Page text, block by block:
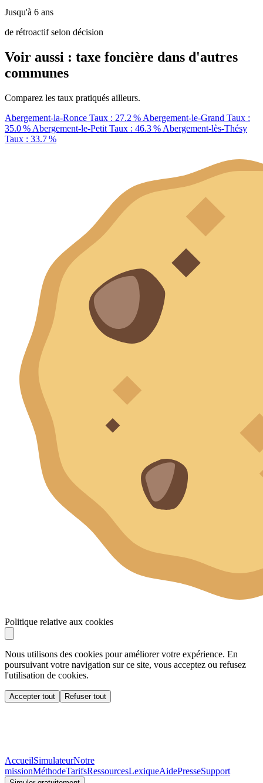
Jusqu'à 6 ans
de rétroactif selon décision
Voir aussi : taxe foncière dans d'autres
communes
Comparez les taux pratiqués ailleurs.
Abergement-la-Ronce Taux : 27.2 % Abergement-le-Grand Taux :
35.0 % Abergement-le-Petit Taux : 46.3 % Abergement-lès-Thésy
Taux : 33.7 %
Politique relative aux cookies
Nous utilisons des cookies pour améliorer votre expérience. En
poursuivant votre navigation sur ce site, vous acceptez ou refusez
l'utilisation de cookies.
Accepter tout Refuser tout
AccueilSimulateurNotre
missionMéthodeTarifsRessourcesLexiqueAidePresseSupport